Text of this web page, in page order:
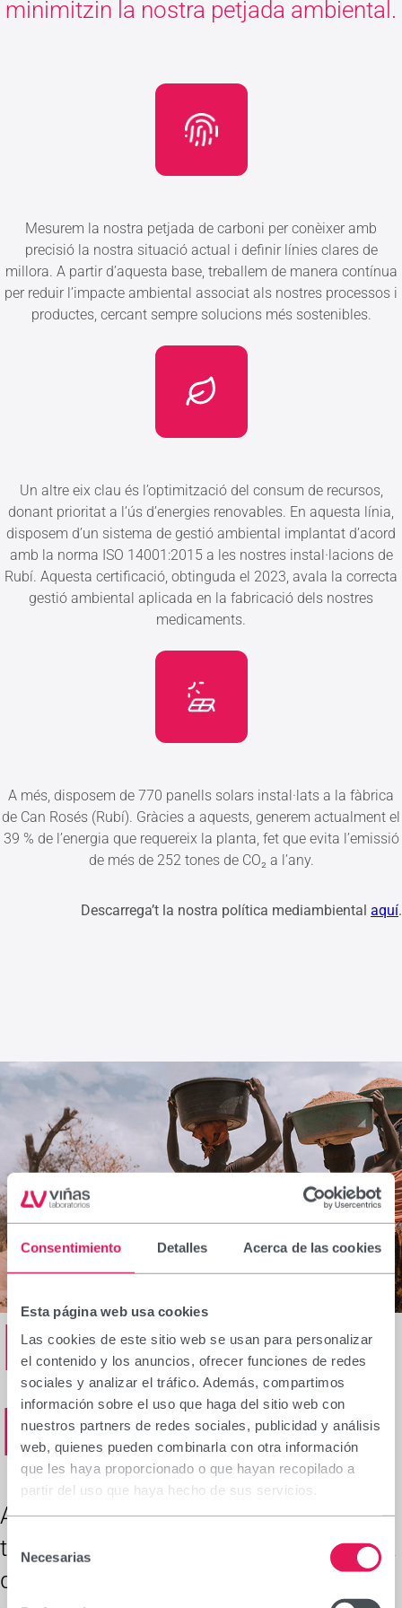
Consentimiento Detalles Acerca de las cookies
Esta página web usa cookies
Las cookies de este sitio web se usan para personalizar
el contenido y los anuncios, ofrecer funciones de redes
sociales y analizar el tráfico. Además, compartimos
información sobre el uso que haga del sitio web con
nuestros partners de redes sociales, publicidad y análisis
web, quienes pueden combinarla con otra información
que les haya proporcionado o que hayan recopilado a
partir del uso que haya hecho de sus servicios.
de
consentimiento
Necesarias
minimitzin la nostra petjada ambiental.
Mesurem la nostra petjada de carboni per conèixer amb
precisió la nostra situació actual i definir línies clares de
millora. A partir d’aquesta base, treballem de manera contínua
per reduir l’impacte ambiental associat als nostres processos i
productes, cercant sempre solucions més sostenibles.
Un altre eix clau és l’optimització del consum de recursos,
donant prioritat a l’ús d’energies renovables. En aquesta línia,
disposem d’un sistema de gestió ambiental implantat d’acord
amb la norma ISO 14001:2015 a les nostres instal·lacions de
Rubí. Aquesta certificació, obtinguda el 2023, avala la correcta
gestió ambiental aplicada en la fabricació dels nostres
medicaments.
A més, disposem de 770 panells solars instal·lats a la fàbrica
de Can Rosés (Rubí). Gràcies a aquests, generem actualment el
39 % de l’energia que requereix la planta, fet que evita l’emissió
de més de 252 tones de CO₂ a l’any.
Descarrega’t la nostra política mediambiental aquí.
Els nostres
projectes
Al voltant del món participem en tot
tipus de projectes enfocats a millorar la
qualitat de vida dels col·lectius més